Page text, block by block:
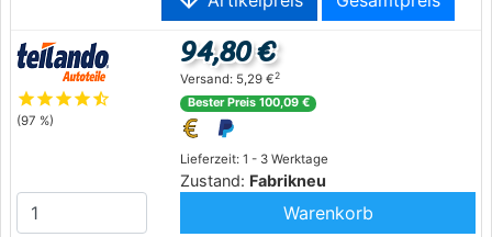
starstarstarstarstar_half
(97 %)
Lieferzeit: 1 - 3 Werktage
Zustand: Fabrikneu
94,80 €
Versand: 5,29 €2
Bester Preis 100,09 €
Warenkorb